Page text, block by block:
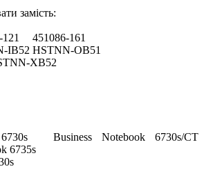
замість:
451086-161
IB52 HSTNN-OB51
XB52
Business Notebook 6730s/CT
6735s